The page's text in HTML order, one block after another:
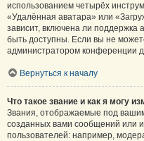
использованием четырёх
«Удалённая аватара» или
зависит, включена ли поддержка
быть доступны. Если вы не
администратором конференции
Вернуться к началу
Что такое звание и как я могу
Звания, отображаемые под
созданных вами сообщений или
пользователей: например,